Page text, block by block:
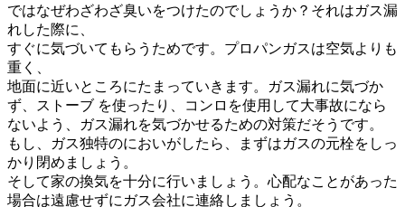
ではなぜわざわざ臭いをつけたのでしょうか？それはガス漏
れした際に、
すぐに気づいてもらうためです。プロパンガスは空気よりも
重く、
地面に近いところにたまっていきます。ガス漏れに気づか
ず、ストーブ を使ったり、コンロを使用して大事故になら
ないよう、ガス漏れを気づかせるための対策だそうです。
もし、ガス独特のにおいがしたら、まずはガスの元栓をしっ
かり閉めましょう。
そして家の換気を十分に行いましょう。心配なことがあった
場合は遠慮せずにガス会社に連絡しましょう。